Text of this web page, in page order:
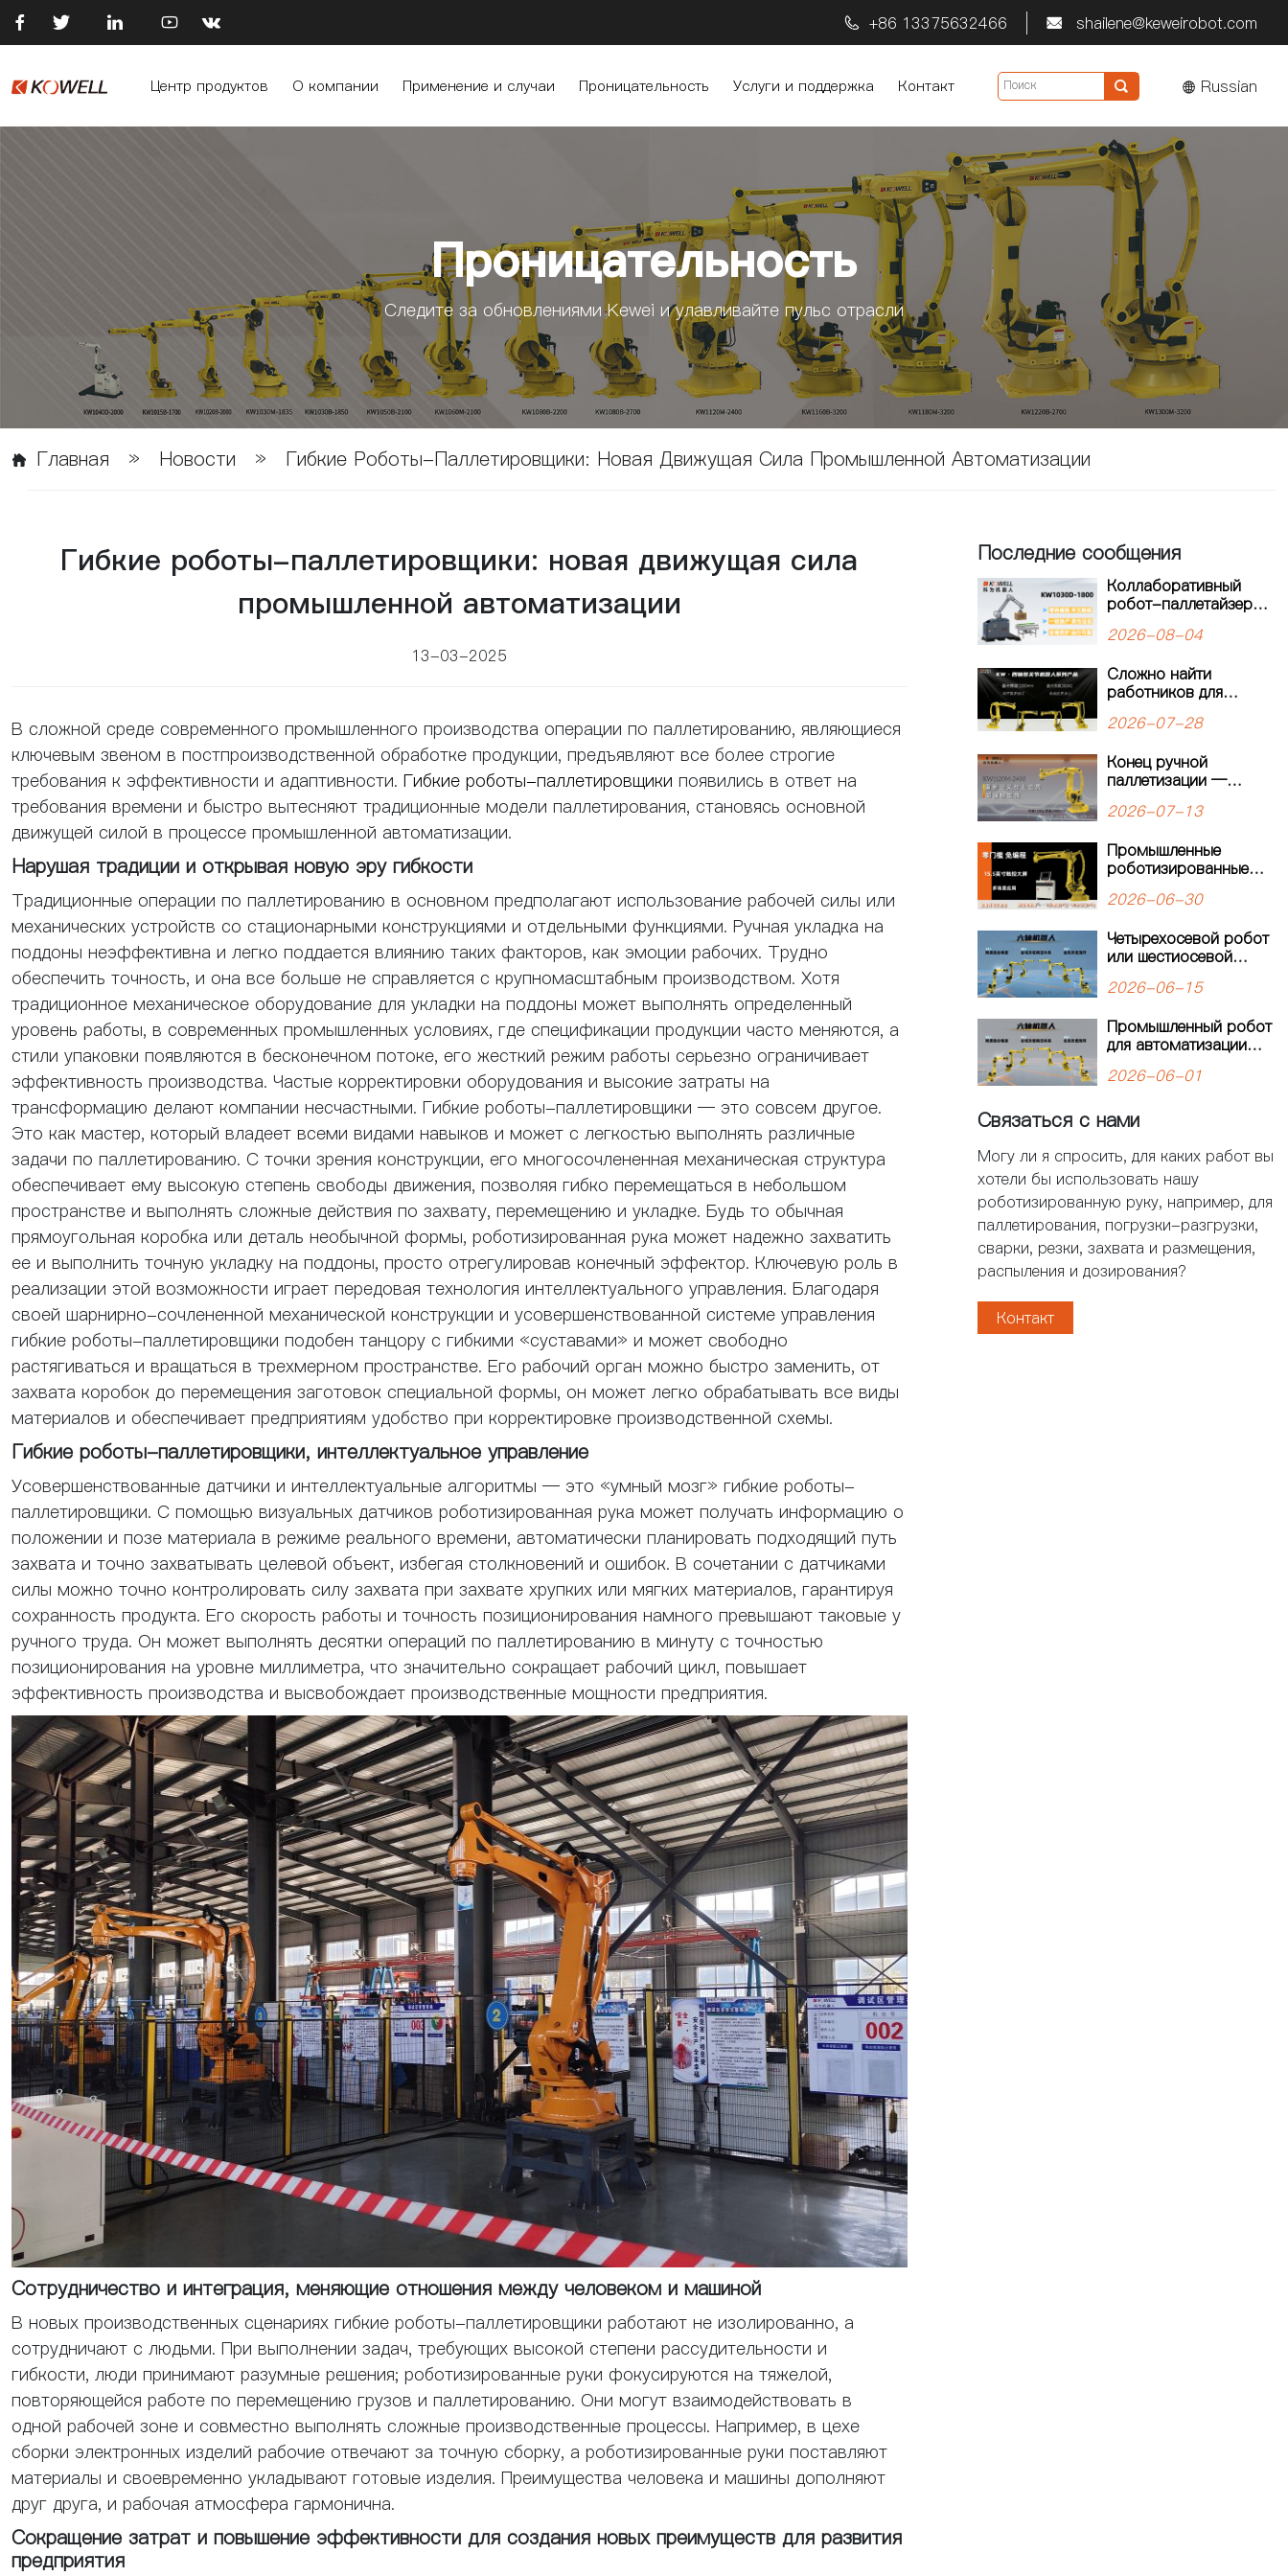
      +86 13375632466  shailene@keweirobot.com
Центр продуктов О компании Применение и случаи Проницательность Услуги и поддержка Контакт  Russian
Проницательность
Следите за обновлениями Kewei и улавливайте пульс отрасли
Главная » Новости » Гибкие Роботы-Паллетировщики: Новая Движущая Сила Промышленной Автоматизации
Гибкие роботы-паллетировщики: новая движущая сила
промышленной автоматизации
13-03-2025
В сложной среде современного промышленного производства операции по паллетированию, являющиеся
ключевым звеном в постпроизводственной обработке продукции, предъявляют все более строгие
требования к эффективности и адаптивности. Гибкие роботы-паллетировщики появились в ответ на
требования времени и быстро вытесняют традиционные модели паллетирования, становясь основной
движущей силой в процессе промышленной автоматизации.
Нарушая традиции и открывая новую эру гибкости
Традиционные операции по паллетированию в основном предполагают использование рабочей силы или
механических устройств со стационарными конструкциями и отдельными функциями. Ручная укладка на
поддоны неэффективна и легко поддается влиянию таких факторов, как эмоции рабочих. Трудно
обеспечить точность, и она все больше не справляется с крупномасштабным производством. Хотя
традиционное механическое оборудование для укладки на поддоны может выполнять определенный
уровень работы, в современных промышленных условиях, где спецификации продукции часто меняются, а
стили упаковки появляются в бесконечном потоке, его жесткий режим работы серьезно ограничивает
эффективность производства. Частые корректировки оборудования и высокие затраты на
трансформацию делают компании несчастными. Гибкие роботы-паллетировщики — это совсем другое.
Это как мастер, который владеет всеми видами навыков и может с легкостью выполнять различные
задачи по паллетированию. С точки зрения конструкции, его многосочлененная механическая структура
обеспечивает ему высокую степень свободы движения, позволяя гибко перемещаться в небольшом
пространстве и выполнять сложные действия по захвату, перемещению и укладке. Будь то обычная
прямоугольная коробка или деталь необычной формы, роботизированная рука может надежно захватить
ее и выполнить точную укладку на поддоны, просто отрегулировав конечный эффектор. Ключевую роль в
реализации этой возможности играет передовая технология интеллектуального управления. Благодаря
своей шарнирно-сочлененной механической конструкции и усовершенствованной системе управления
гибкие роботы-паллетировщики подобен танцору с гибкими «суставами» и может свободно
растягиваться и вращаться в трехмерном пространстве. Его рабочий орган можно быстро заменить, от
захвата коробок до перемещения заготовок специальной формы, он может легко обрабатывать все виды
материалов и обеспечивает предприятиям удобство при корректировке производственной схемы.
Гибкие роботы-паллетировщики, интеллектуальное управление
Усовершенствованные датчики и интеллектуальные алгоритмы — это «умный мозг» гибкие роботы-
паллетировщики. С помощью визуальных датчиков роботизированная рука может получать информацию о
положении и позе материала в режиме реального времени, автоматически планировать подходящий путь
захвата и точно захватывать целевой объект, избегая столкновений и ошибок. В сочетании с датчиками
силы можно точно контролировать силу захвата при захвате хрупких или мягких материалов, гарантируя
сохранность продукта. Его скорость работы и точность позиционирования намного превышают таковые у
ручного труда. Он может выполнять десятки операций по паллетированию в минуту с точностью
позиционирования на уровне миллиметра, что значительно сокращает рабочий цикл, повышает
эффективность производства и высвобождает производственные мощности предприятия.
Сотрудничество и интеграция, меняющие отношения между человеком и машиной
В новых производственных сценариях гибкие роботы-паллетировщики работают не изолированно, а
сотрудничают с людьми. При выполнении задач, требующих высокой степени рассудительности и
гибкости, люди принимают разумные решения; роботизированные руки фокусируются на тяжелой,
повторяющейся работе по перемещению грузов и паллетированию. Они могут взаимодействовать в
одной рабочей зоне и совместно выполнять сложные производственные процессы. Например, в цехе
сборки электронных изделий рабочие отвечают за точную сборку, а роботизированные руки поставляют
материалы и своевременно укладывают готовые изделия. Преимущества человека и машины дополняют
друг друга, и рабочая атмосфера гармонична.
Сокращение затрат и повышение эффективности для создания новых преимуществ для развития
предприятия
Последние сообщения
Коллаборативный
робот-паллетайзер
производства:
современных
производственных
линий
2026-08-04
Сложно найти
работников для
Четырёхосевой
KEWEI обеспечивает
стабильную работу
производственной
линии
2026-07-28
Конец ручной
паллетизации —
интеллектуальной
четырехосевой робот-
паллетайзер
KW1120M-2400
открывает новую
главу в автоматизации
паллетизации
2026-07-13
Промышленные
роботизированные
2026-06-30
Четырехосевой робот
или шестиосевой
оптимальное решение
производства?
2026-06-15
Промышленный робот
для автоматизации
решения для
предприятий
2026-06-01
Связаться с нами
Могу ли я спросить, для каких работ вы
хотели бы использовать нашу
роботизированную руку, например, для
паллетирования, погрузки-разгрузки,
сварки, резки, захвата и размещения,
распыления и дозирования?
Контакт